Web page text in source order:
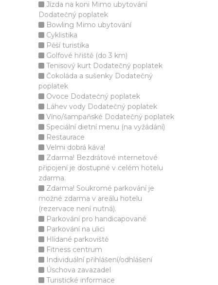
Jízda na koni Mimo ubytování
Dodatečný poplatek
Bowling Mimo ubytování
Cyklistika
Pěší turistika
Golfové hřiště (do 3 km)
Tenisový kurt Dodatečný poplatek
Čokoláda a sušenky Dodatečný
poplatek
Ovoce Dodatečný poplatek
Láhev vody Dodatečný poplatek
Víno/šampaňské Dodatečný poplatek
Speciální dietní menu (na vyžádání)
Restaurace
Velmi dobrá káva!
Zdarma! Bezdrátové internetové
připojení je dostupné v celém hotelu
zdarma.
Zdarma! Soukromé parkování je
možné zdarma v areálu hotelu
(rezervace není nutná).
Parkování pro handicapované
Parkování na ulici
Hlídané parkoviště
Fitness centrum
Individuální přihlášení/odhlášení
Úschova zavazadel
Turistické informace